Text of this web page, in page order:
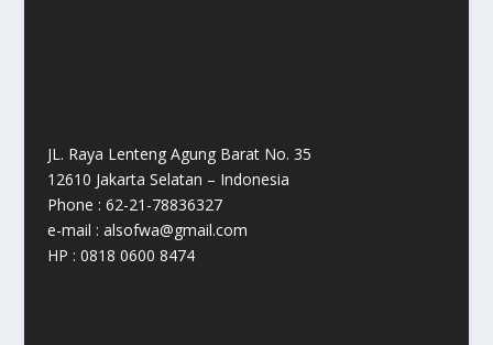
JL. Raya Lenteng Agung Barat No. 35
12610 Jakarta Selatan – Indonesia
Phone : 62-21-78836327
e-mail : alsofwa@gmail.com
HP : 0818 0600 8474